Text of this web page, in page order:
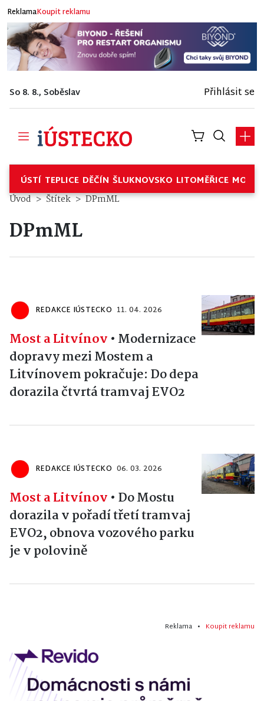
ReklamaKoupit reklamu
So 8. 8., Soběslav Přihlásit se
ÚSTÍ TEPLICE DĚČÍN ŠLUKNOVSKO LITOMĚŘICE
Úvod Štítek DPmML
DPmML
REDAKCE IÚSTECKO 11. 04. 2026
Most a Litvínov • Modernizace
dopravy mezi Mostem a
Litvínovem pokračuje: Do depa
dorazila čtvrtá tramvaj EVO2
REDAKCE IÚSTECKO 06. 03. 2026
Most a Litvínov • Do Mostu
dorazila v pořadí třetí tramvaj
EVO2, obnova vozového parku
je v polovině
Reklama • Koupit reklamu